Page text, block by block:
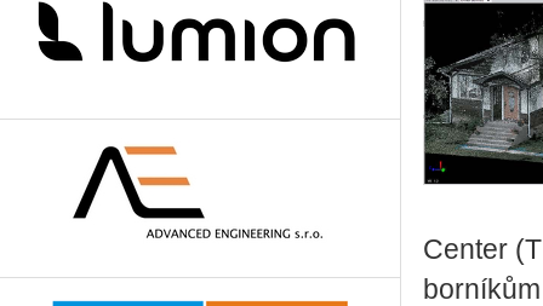
Cen­ter